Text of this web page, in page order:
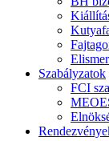
Szabályzatok
FCI